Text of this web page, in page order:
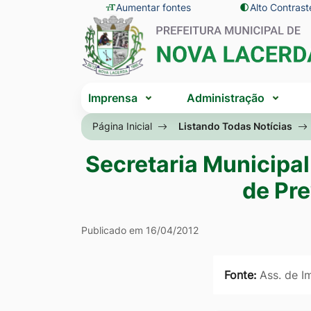
Seção
de
atalhos
e
links
de
acessibilidade
para
o
conteúdo
[alt+1]
Ir
para
o
menu
para
Aumentar fontes Alto
Seção
do
menu
menu
Imprensa Administração
Página Inicial Listando Todas Notícias
Secretaria
de
Publicado em 16/04/2012
Fonte: Ass. de